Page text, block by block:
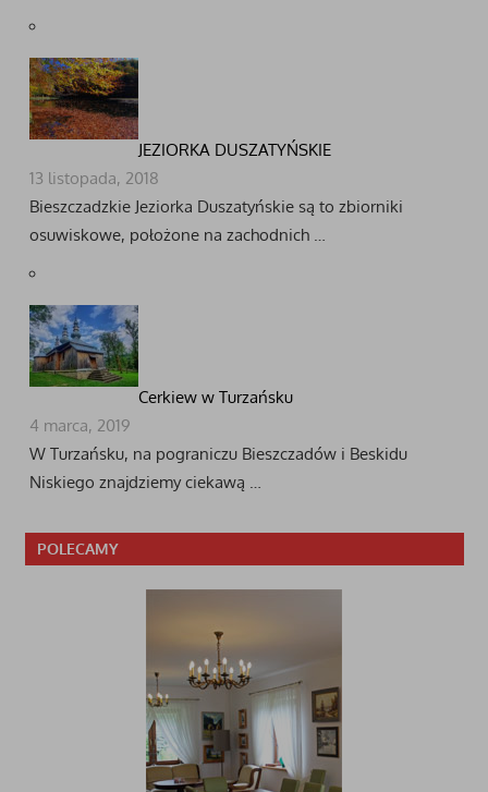
JEZIORKA DUSZATYŃSKIE
13 listopada, 2018
Bieszczadzkie Jeziorka Duszatyńskie są to zbiorniki
osuwiskowe, położone na zachodnich …
Cerkiew w Turzańsku
4 marca, 2019
W Turzańsku, na pograniczu Bieszczadów i Beskidu
Niskiego znajdziemy ciekawą …
POLECAMY